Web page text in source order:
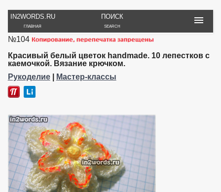
IN2WORDS.RU
ГЛАВНАЯ
ПОИСК
SEARCH
РУКОДЕЛИЕ ТОВАРЫ ПУТЕШЕСТВИЯ
ИГРЫ ОБОИ
№104
Красивый белый цветок handmade. 10 лепестков с
каемочкой. Вязание крючком.
Рукоделие| Мастер-классы